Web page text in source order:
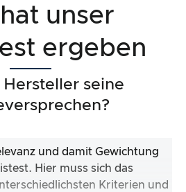
unser
ergeben
Hersteller seine
und damit Gewichtung
Hier muss sich das
Kriterien und